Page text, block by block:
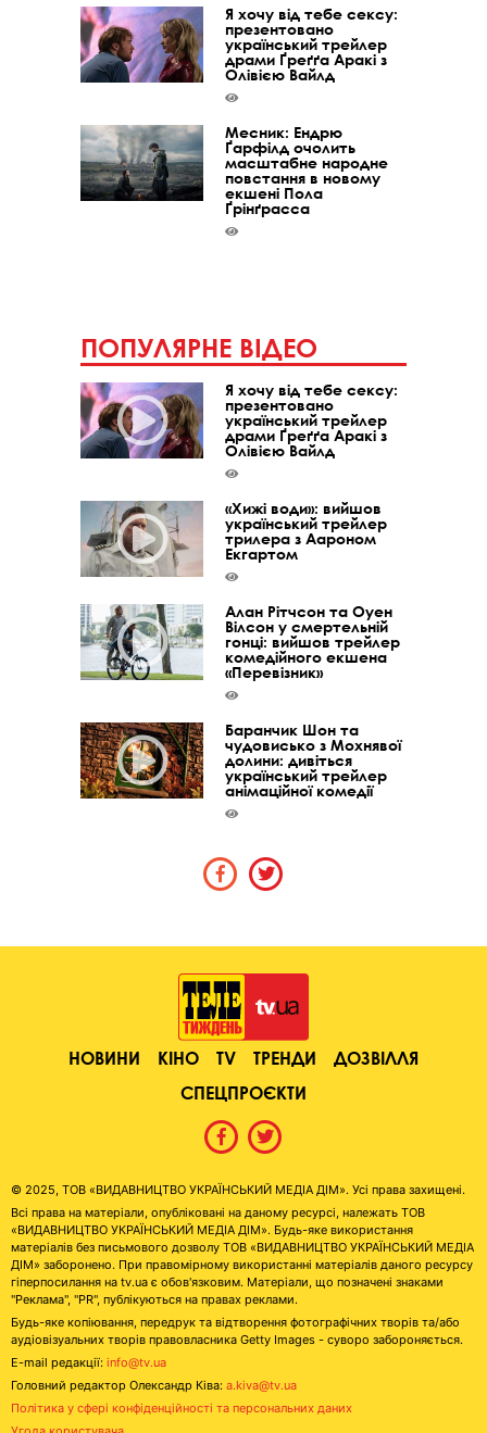
Я хочу від тебе сексу:
презентовано
український трейлер
драми Ґреґґа Аракі з
Олівією Вайлд
Месник: Ендрю
Ґарфілд очолить
масштабне народне
повстання в новому
екшені Пола
Ґрінґрасса
ПОПУЛЯРНЕ ВІДЕО
Я хочу від тебе сексу:
презентовано
український трейлер
драми Ґреґґа Аракі з
Олівією Вайлд
«Хижі води»: вийшов
український трейлер
трилера з Аароном
Екгартом
Алан Рітчсон та Оуен
Вілсон у смертельній
гонці: вийшов трейлер
комедійного екшена
«Перевізник»
Баранчик Шон та
чудовисько з Мохнявої
долини: дивіться
український трейлер
анімаційної комедії
НОВИНИ КІНО TV ТРЕНДИ
ДОЗВІЛЛЯ
СПЕЦПРОЄКТИ
© 2025, ТОВ «ВИДАВНИЦТВО УКРАЇНСЬКИЙ МЕДІА ДІМ». Усі права захищені.
Всі права на матеріали, опубліковані на даному ресурсі, належать ТОВ
«ВИДАВНИЦТВО УКРАЇНСЬКИЙ МЕДІА ДІМ». Будь-яке використання
матеріалів без письмового дозволу ТОВ «ВИДАВНИЦТВО УКРАЇНСЬКИЙ МЕДІА
ДІМ» заборонено. При правомірному використанні матеріалів даного ресурсу
гіперпосилання на tv.ua є обов'язковим. Матеріали, що позначені знаками
"Реклама", "PR", публікуються на правах реклами.
Будь-яке копіювання, передрук та відтворення фотографічних творів та/або
аудіовізуальних творів правовласника Getty Images - суворо забороняється.
E-mail редакції: info@tv.ua
Головний редактор Олександр Ківа: a.kiva@tv.ua
Політика у сфері конфіденційності та персональних даних